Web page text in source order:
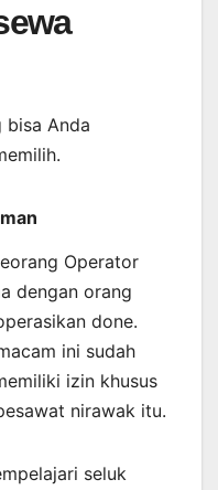
bisa Anda
Operator
dengan orang
done.
ini sudah
izin khusus
nirawak itu.
seluk